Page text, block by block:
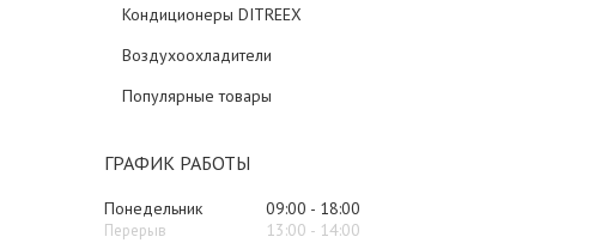
Кондиционеры DITREEX
Воздухоохладители
Популярные товары
ГРАФИК РАБОТЫ
Понедельник 09:00
18:00
13:00
14:00